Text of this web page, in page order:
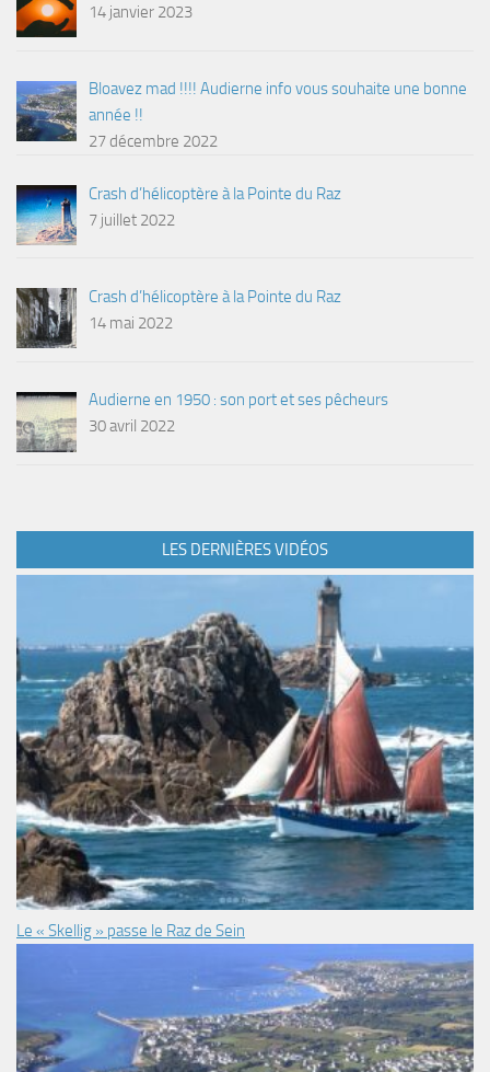
14 janvier 2023
Bloavez mad !!!! Audierne info vous souhaite une bonne
année !!
27 décembre 2022
Crash d’hélicoptère à la Pointe du Raz
7 juillet 2022
Crash d’hélicoptère à la Pointe du Raz
14 mai 2022
Audierne en 1950 : son port et ses pêcheurs
30 avril 2022
LES DERNIÈRES VIDÉOS
Le « Skellig » passe le Raz de Sein